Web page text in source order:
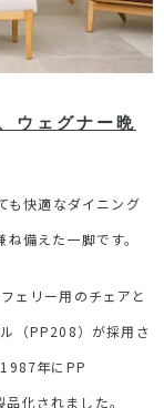
ウェグナー晩
も快適なダイニング
備えた一脚です。
ェリー用のチェアと
（PP208）が採用さ
1987年に PP
品化されました。